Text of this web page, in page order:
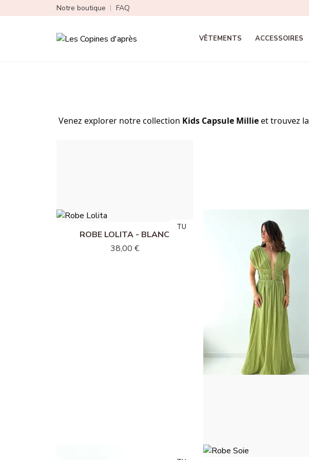
Notre boutique FAQ
VÊTEMENTS ACCESSOIRES
Venez explorer notre collection Kids Capsule Millieet trouvez la
TU
ROBE LOLITA - BLANC
38,00 €
TU